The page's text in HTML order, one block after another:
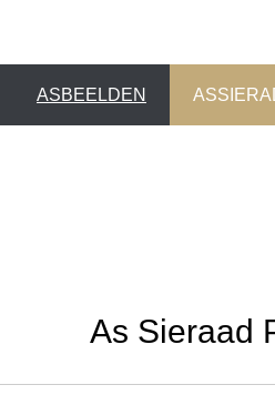
ASBEELDEN
As Sieraad